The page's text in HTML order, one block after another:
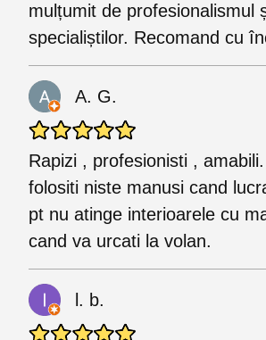
mulțumit de profesionalismul
specialiștilor. Recomand cu
A. G.
Rapizi , profesionisti ,
folositi niste manusi cand
pt nu atinge interioarele cu
cand va urcati la volan.
l. b.